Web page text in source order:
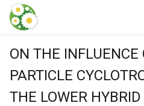
本文に飛ぶ
ON THE
PARTICLE
THE LOWER